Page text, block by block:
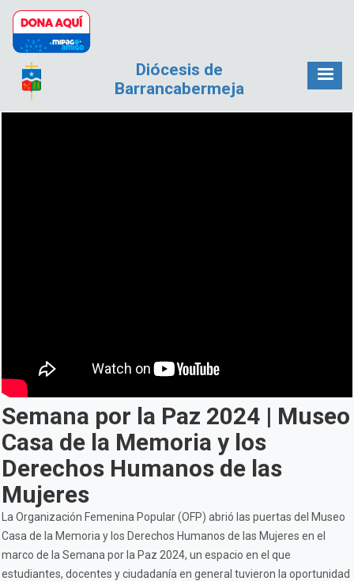
Pasar al contenido principal
Diócesis de
Barrancabermeja
Semana por la Paz 2024 | Museo
Casa de la Memoria y los
Derechos Humanos de las
Mujeres
La Organización Femenina Popular (OFP) abrió las puertas del Museo
Casa de la Memoria y los Derechos Humanos de las Mujeres en el
marco de la Semana por la Paz 2024, un espacio en el que
estudiantes, docentes y ciudadanía en general tuvieron la oportunidad